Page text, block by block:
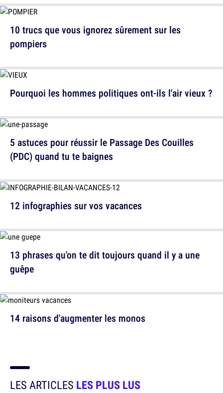
10 trucs que vous ignorez sûrement sur les
pompiers
5 astuces pour réussir le Passage Des Couilles
(PDC) quand tu te baignes
13 phrases qu'on te dit toujours quand il y a une
guêpe
Pourquoi les hommes politiques ont-ils l'air vieux ?
12 infographies sur vos vacances
14 raisons d'augmenter les monos
LES ARTICLES LES PLUS LUS